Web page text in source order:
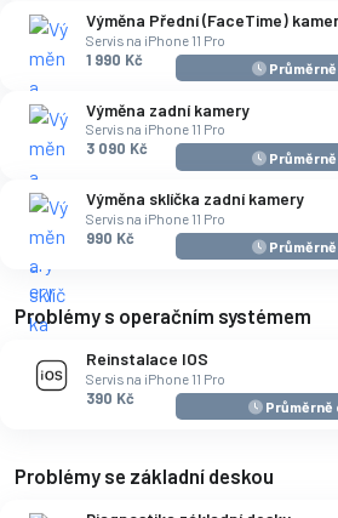
Výměna Přední (FaceTime)
Servis na iPhone 11 Pro
1 990 Kč
Průměrně
Výměna zadní kamery
Servis na iPhone 11 Pro
3 090 Kč
Průměrně
Výměna sklíčka zadní kamery
Servis na iPhone 11 Pro
990 Kč
Průměrně
Problémy s operačním systémem
Reinstalace IOS
Servis na iPhone 11 Pro
390 Kč
Průměrně
Problémy se základní deskou